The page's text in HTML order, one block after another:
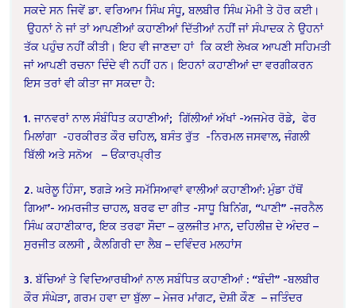
ਸਕਦੇ ਸਨ ਜਿਵੇਂ ਡਾ. ਵਰਿਆਮ ਸਿੰਘ ਸੰਧੂ, ਬਲਬੀਰ ਸਿੰਘ ਮੋਮੀ ਤੇ ਹੋਰ ਕਈ।
ਉਹਨਾਂ ਨੇ ਜਾਂ ਤਾਂ ਆਪਣੀਆਂ ਕਹਾਣੀਆਂ ਦਿੱਤੀਆਂ ਨਹੀਂ ਜਾਂ ਸੰਪਾਦਕ ਨੇ ਉਹਨਾਂ
ਤੱਕ ਪਹੁੰਚ ਨਹੀਂ ਕੀਤੀ। ਇਹ ਵੀ ਜਾਣਦਾ ਹਾਂ ਕਿ ਕਈ ਲੇਖਕ ਆਪਣੀ ਸਹਿਮਤੀ
ਜਾਂ ਆਪਣੀ ਰਚਨਾ ਦਿੰਦੇ ਵੀ ਨਹੀਂ ਹਨ। ਇਹਨਾਂ ਕਹਾਣੀਆਂ ਦਾ ਵਰਗੀਕਰਨ
ਇਸ ਤਰਾਂ ਵੀ ਕੀਤਾ ਜਾ ਸਕਦਾ ਹੈ:
1. ਜਾਨਵਰਾਂ ਨਾਲ ਸੰਬੰਧਿਤ ਕਹਾਣੀਆਂ; ਗਿੱਲੀਆਂ ਅੱਖਾਂ -ਅਜਮੇਰ ਰੋਡੇ, ਫੇਰ
ਮਿਲਾਂਗਾ -ਹਰਕੀਰਤ ਕੌਰ ਚਹਿਲ, ਬਸੰਤ ਰੁੱਤ -ਨਿਰਮਲ ਜਸਵਾਲ, ਜੰਗਲੀ
ਬਿੱਲੀ ਅਤੇ ਸਨੋਅ
– ਓਂਕਾਰਪ੍ਰੀਤ
2. ਘਰੇਲੂ ਹਿੰਸਾ, ਝਗੜੇ ਅਤੇ ਸਮੱਸਿਆਵਾਂ ਵਾਲੀਆਂ ਕਹਾਣੀਆਂ: ਮੁੰਡਾ ਹੱਥੋਂ
ਗਿਆ’- ਅਮਰਜੀਤ ਚਾਹਲ, ਬਰਫ ਦਾ ਗੀਤ -ਸਾਧੂ ਬਿਨਿਂਗ, “ਪਾਣੀ” -ਜਰਨੈਲ
ਸਿੰਘ ਕਹਾਣੀਕਾਰ, ਇਕ ਤਰਫਾ ਸੌਦਾ – ਕੁਲਜੀਤ ਮਾਨ, ਦਹਿਲੀਜ਼ ਦੇ ਅੰਦਰ –
ਸੁਰਜੀਤ ਕਲਸੀ , ਕੈਲਗਿਰੀ ਦਾ ਲੈਬ – ਦਵਿੰਦਰ ਮਲਹਾਂਸ
3. ਬੱਚਿਆਂ ਤੇ ਵਿਦਿਆਰਥੀਆਂ ਨਾਲ ਸਬੰਧਿਤ ਕਹਾਣੀਆਂ : “ਬੰਦੀ” -ਬਲਬੀਰ
ਕੌਰ ਸੰਘੇੜਾ, ਗਰਮ ਹਵਾ ਦਾ ਬੁੱਲਾ – ਮੇਜਰ ਮਾਂਗਟ, ਦੋਸ਼ੀ ਕੌਣ – ਜਤਿੰਦਰ